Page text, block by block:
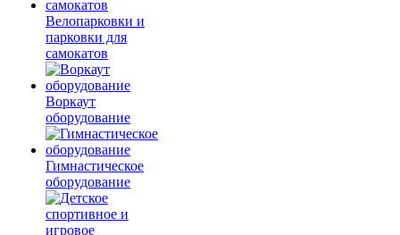
Велопарковки и
парковки для
самокатов
Воркаут
оборудование
Гимнастическое
оборудование